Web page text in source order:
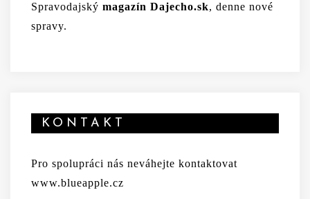
Spravodajský magazín Dajecho.sk, denne nové
spravy.
KONTAKT
Pro spolupráci nás neváhejte kontaktovat
www.blueapple.cz